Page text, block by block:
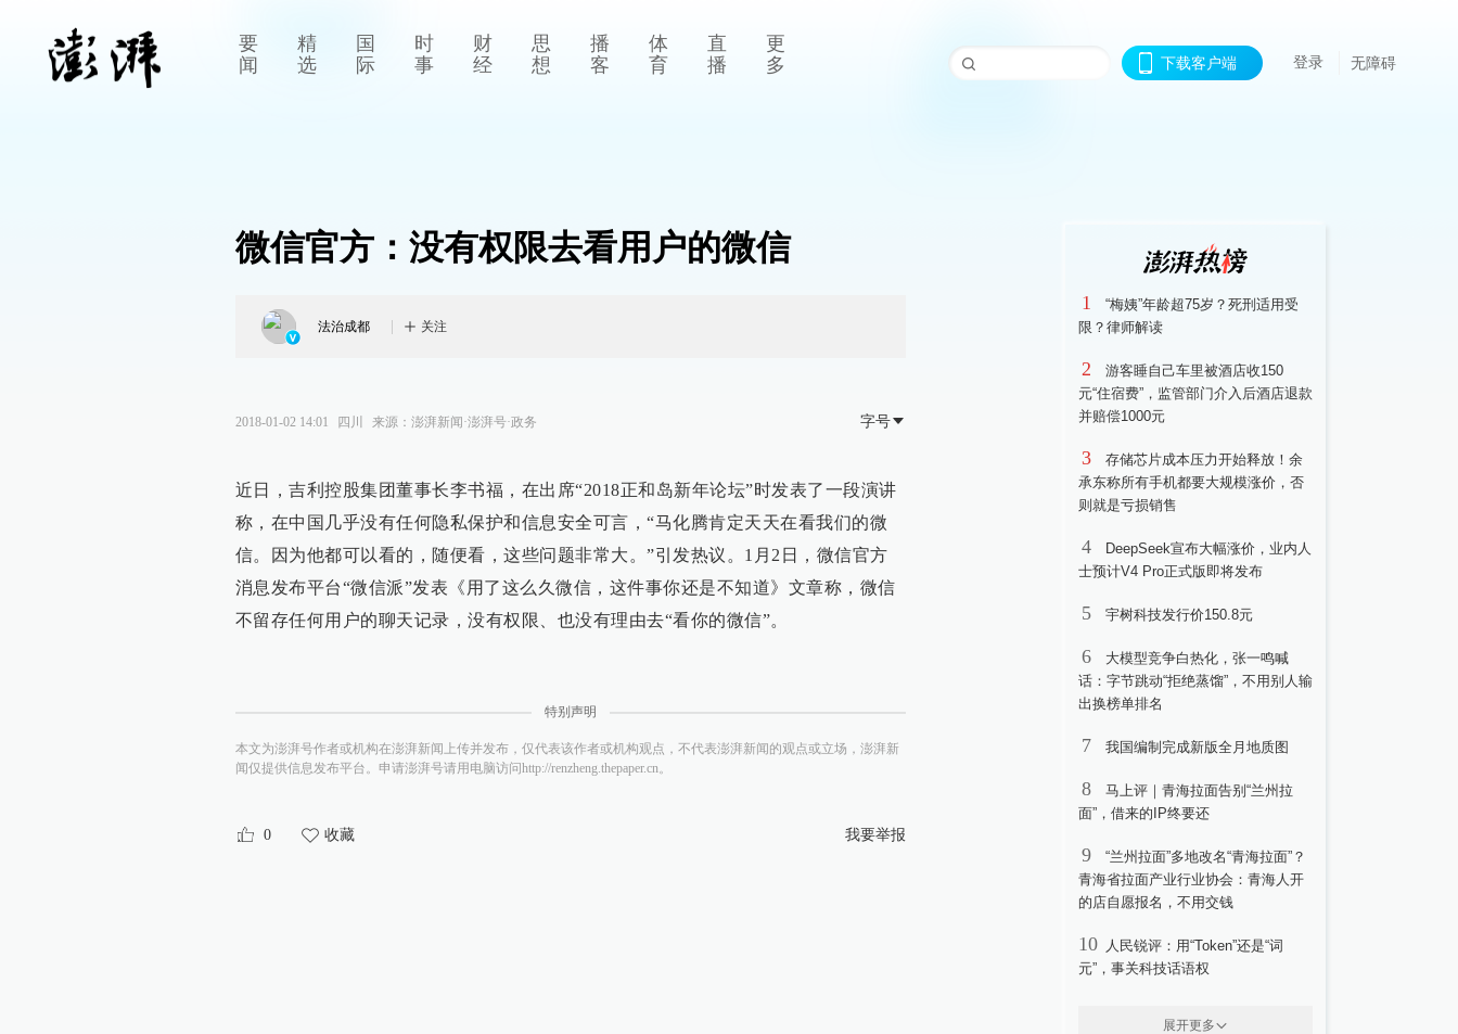
要
闻
精
选
国
际
时
事
财
经
思
想
播
客
体
育
直
播
更
多
下载客户端 登录 无障碍
微信官方：没有权限去看用户的微信
法治成都 关注
2018-01-02 14:01 四川 来源： 澎湃新闻·澎湃号·政务 字号
近日，吉利控股集团董事长李书福，在出席“2018正和岛新年论坛”时发表了一段演讲
称，在中国几乎没有任何隐私保护和信息安全可言，“马化腾肯定天天在看我们的微
信。因为他都可以看的，随便看，这些问题非常大。”引发热议。1月2日，微信官方
消息发布平台“微信派”发表《用了这么久微信，这件事你还是不知道》文章称，微信
不留存任何用户的聊天记录，没有权限、也没有理由去“看你的微信”。
特别声明
本文为澎湃号作者或机构在澎湃新闻上传并发布，仅代表该作者或机构观点，不代表澎湃新闻的观点或立场，澎湃新
闻仅提供信息发布平台。申请澎湃号请用电脑访问http://renzheng.thepaper.cn。
0 收藏 我要举报
1
“梅姨”年龄超75岁？死刑适用受
限？律师解读
2
游客睡自己车里被酒店收150
元“住宿费”，监管部门介入后酒店退款
并赔偿1000元
3
存储芯片成本压力开始释放！余
承东称所有手机都要大规模涨价，否
则就是亏损销售
4
DeepSeek宣布大幅涨价，业内人
士预计V4 Pro正式版即将发布
5 宇树科技发行价150.8元
6
大模型竞争白热化，张一鸣喊
话：字节跳动“拒绝蒸馏”，不用别人输
出换榜单排名
7 我国编制完成新版全月地质图
8
马上评｜青海拉面告别“兰州拉
面”，借来的IP终要还
9
“兰州拉面”多地改名“青海拉面”？
青海省拉面产业行业协会：青海人开
的店自愿报名，不用交钱
10 人民锐评：用“Token”还是“词
元”，事关科技话语权
展开更多